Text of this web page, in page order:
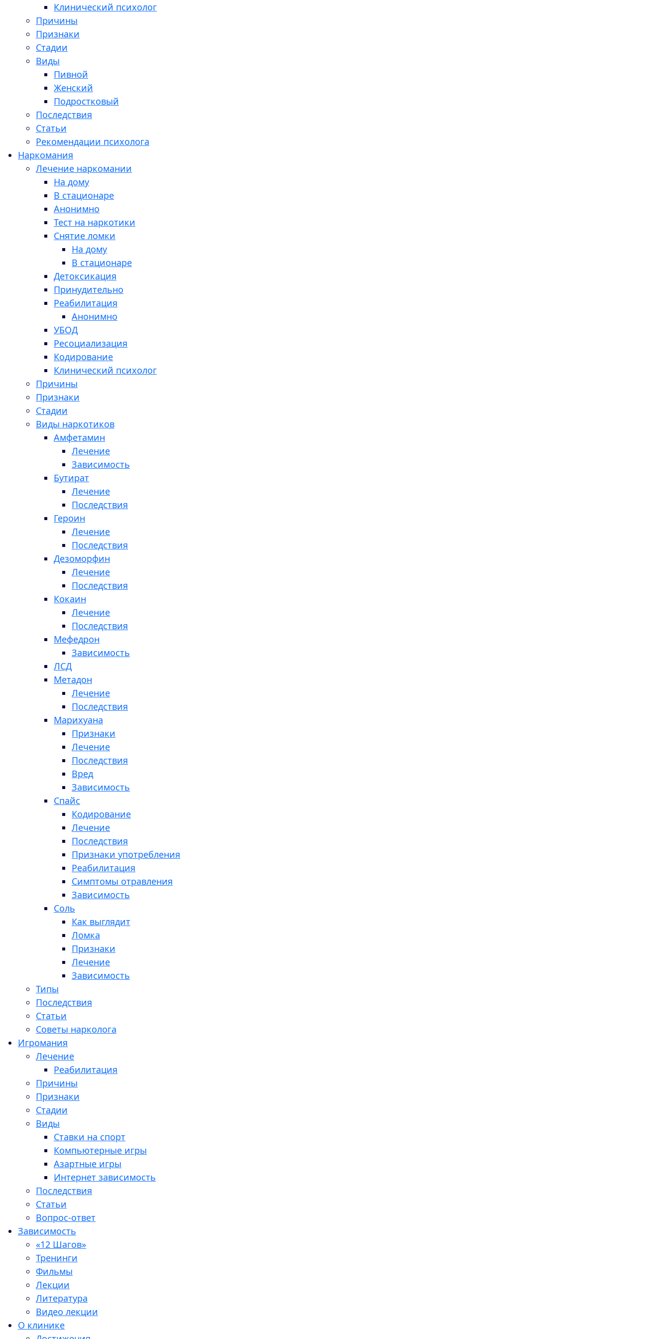
Клинический психолог
Причины
Признаки
Стадии
Виды
Пивной
Женский
Подростковый
Последствия
Статьи
Рекомендации психолога
Наркомания
Лечение наркомании
На дому
В стационаре
Анонимно
Тест на наркотики
Снятие ломки
На дому
В стационаре
Детоксикация
Принудительно
Реабилитация
Анонимно
УБОД
Ресоциализация
Кодирование
Клинический психолог
Причины
Признаки
Стадии
Виды наркотиков
Амфетамин
Лечение
Зависимость
Бутират
Лечение
Последствия
Героин
Лечение
Последствия
Дезоморфин
Лечение
Последствия
Кокаин
Лечение
Последствия
Мефедрон
Зависимость
ЛСД
Метадон
Лечение
Последствия
Марихуана
Признаки
Лечение
Последствия
Вред
Зависимость
Спайс
Кодирование
Лечение
Последствия
Признаки употребления
Реабилитация
Симптомы отравления
Зависимость
Соль
Как выглядит
Ломка
Признаки
Лечение
Зависимость
Типы
Последствия
Статьи
Советы нарколога
Игромания
Лечение
Реабилитация
Причины
Признаки
Стадии
Виды
Ставки на спорт
Компьютерные игры
Азартные игры
Интернет зависимость
Последствия
Статьи
Вопрос-ответ
Зависимость
«12 Шагов»
Тренинги
Фильмы
Лекции
Литература
Видео лекции
О клинике